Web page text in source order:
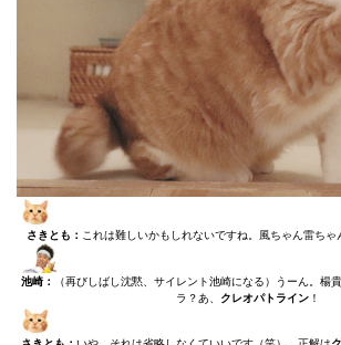
さきとも： これは難しいかもしれないですね。風ちゃん雷ちゃ
池崎 ：
（再びしばし沈黙、サイレント池崎になる）うーん。楊
ラ？あ、 クレオパトライン ！